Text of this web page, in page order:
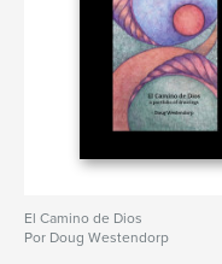
El Camino de Dios
Por Doug Westendorp